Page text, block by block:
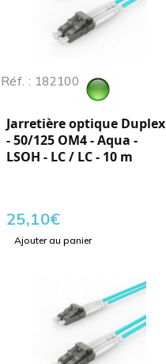
Réf. : 182100
Jarretière optique Duplex
- 50/125 OM4 - Aqua -
LSOH - LC / LC - 10 m
25,10€
Ajouter au panier